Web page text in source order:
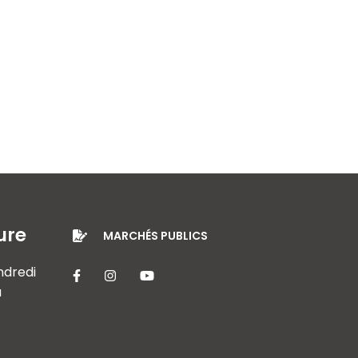
MARCHÉS PUBLICS
Lien vers le compte Facebook
Lien vers le compte Instagram
Lien vers la chaîne Youtube